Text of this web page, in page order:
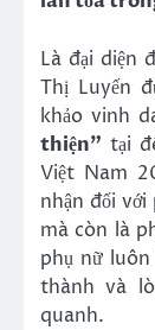
Là đại diện
Thị Luyến
khảo vinh
thiện” tại
Việt Nam
nhận đối
mà còn là
phụ nữ
thành và
quanh.